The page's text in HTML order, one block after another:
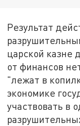
Результат
царской казне
от финансов
"лежат в
экономике
участвовать в